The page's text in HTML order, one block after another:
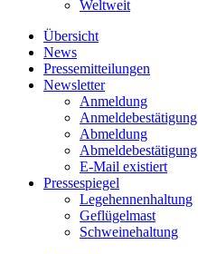
Weltweit
Übersicht
News
Pressemitteilungen
Newsletter
Anmeldung
Anmeldebestätigung
Abmeldung
Abmeldebestätigung
E-Mail existiert
Pressespiegel
Legehennenhaltung
Geflügelmast
Schweinehaltung